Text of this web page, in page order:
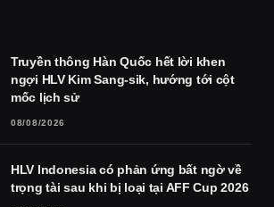
Truyền thông Hàn Quốc hết lời khen
ngợi HLV Kim Sang-sik, hướng tới cột
mốc lịch sử
08/08/2026
HLV Indonesia có phản ứng bất ngờ về
trọng tài sau khi bị loại tại AFF Cup 2026